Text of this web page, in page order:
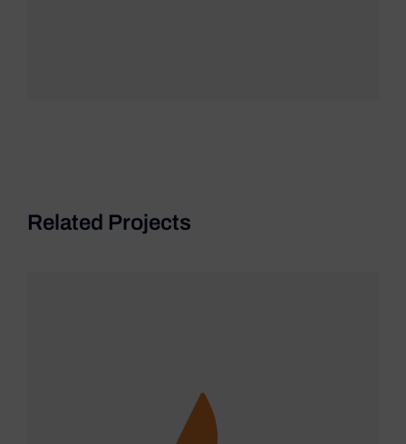
Related Projects